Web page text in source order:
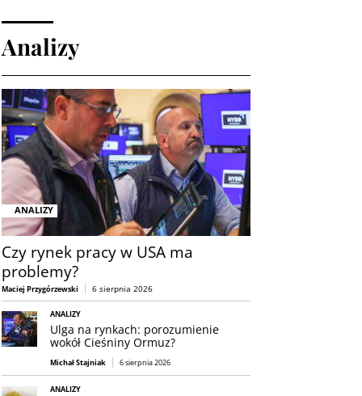
Analizy
ANALIZY
Czy rynek pracy w USA ma
problemy?
Maciej Przygórzewski 6 sierpnia 2026
ANALIZY
Ulga na rynkach: porozumienie
wokół Cieśniny Ormuz?
Michał Stajniak 6 sierpnia 2026
ANALIZY